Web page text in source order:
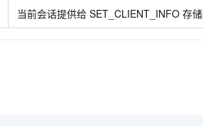
当前会话提供给 SET_CLIENT_INFO 存
即刻拥有 DeepSeek-R1 满血版
多种方案随心选，轻松解锁专属 DeepSeek
超强